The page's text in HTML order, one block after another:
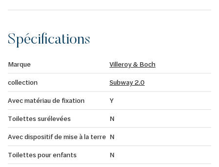
Alpin blanc. AntiBac. CeramicPlus. 370 x 560 mm.
Spécifications
Marque
Villeroy & Boch
collection
Subway 2.0
Avec matériau de fixation
Y
Toilettes surélevées
N
Avec dispositif de mise à la terre N
Toilettes pour enfants
N